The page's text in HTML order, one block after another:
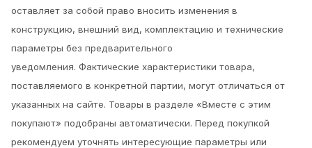
оставляет за собой право вносить изменения в
конструкцию, внешний вид, комплектацию и технические
параметры без предварительного
уведомления. Фактические характеристики товара,
поставляемого в конкретной партии, могут отличаться от
указанных на сайте. Товары в разделе «Вместе с этим
покупают» подобраны автоматически. Перед покупкой
рекомендуем уточнять интересующие параметры или